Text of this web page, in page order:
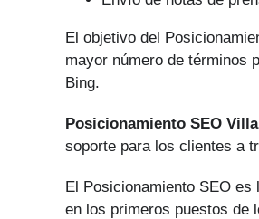
El objetivo del
mayor número de tér­minos
Bing.
Posicionamiento SEO
soporte para los clientes a
El Posicionamiento SEO
en los primeros puestos de